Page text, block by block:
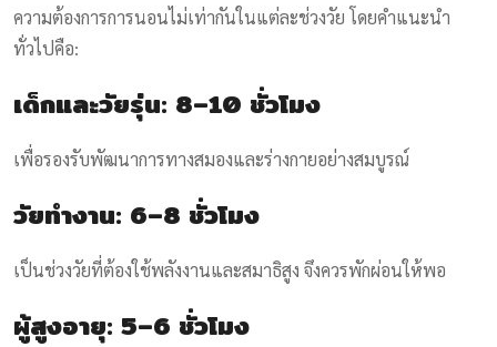
ความต้องการการนอนไม่เท่ากันในแต่ละช่วงวัย โดยคำแนะนำ
ทั่วไปคือ:
เด็กและวัยรุ่น: 8–10 ชั่วโมง
เพื่อรองรับพัฒนาการทางสมองและร่างกายอย่างสมบูรณ์
วัยทำงาน: 6–8 ชั่วโมง
เป็นช่วงวัยที่ต้องใช้พลังงานและสมาธิสูง จึงควรพักผ่อนให้พอ
ผู้สูงอายุ: 5–6 ชั่วโมง